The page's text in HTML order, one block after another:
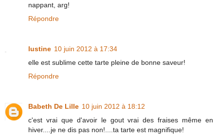
nappant, arg!
Répondre
lustine 10 juin 2012 à 17:34
elle est sublime cette tarte pleine de bonne saveur!
Répondre
Babeth De Lille 10 juin 2012 à 18:12
c'est vrai que d'avoir le gout vrai des fraises même en
hiver....je ne dis pas non!....ta tarte est magnifique!